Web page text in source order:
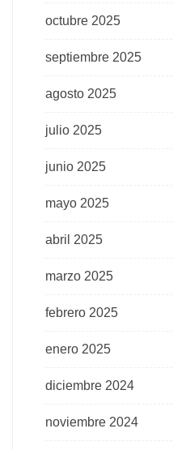
octubre 2025
septiembre 2025
agosto 2025
julio 2025
junio 2025
mayo 2025
abril 2025
marzo 2025
febrero 2025
enero 2025
diciembre 2024
noviembre 2024